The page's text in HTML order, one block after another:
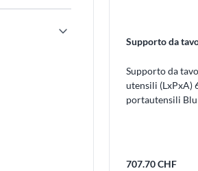
expand_more
Supporto da
Supporto da
utensili (LxPxA)
portautensili
707.70 CHF